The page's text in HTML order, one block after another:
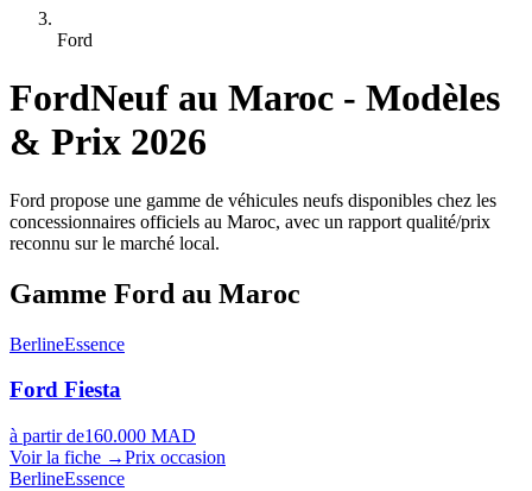
Ford
FordNeuf au Maroc - Modèles
& Prix 2026
Ford propose une gamme de véhicules neufs disponibles chez les
concessionnaires officiels au Maroc, avec un rapport qualité/prix
reconnu sur le marché local.
Gamme Ford au Maroc
BerlineEssence
Ford Fiesta
à partir de160.000 MAD
Voir la fiche →Prix occasion
BerlineEssence